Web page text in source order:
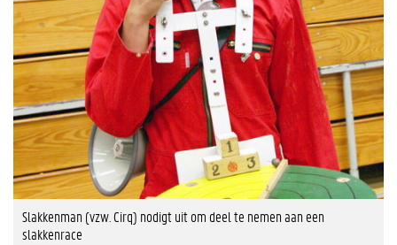
Slakkenman (vzw. Cirq) nodigt uit om deel te nemen aan een
slakkenrace